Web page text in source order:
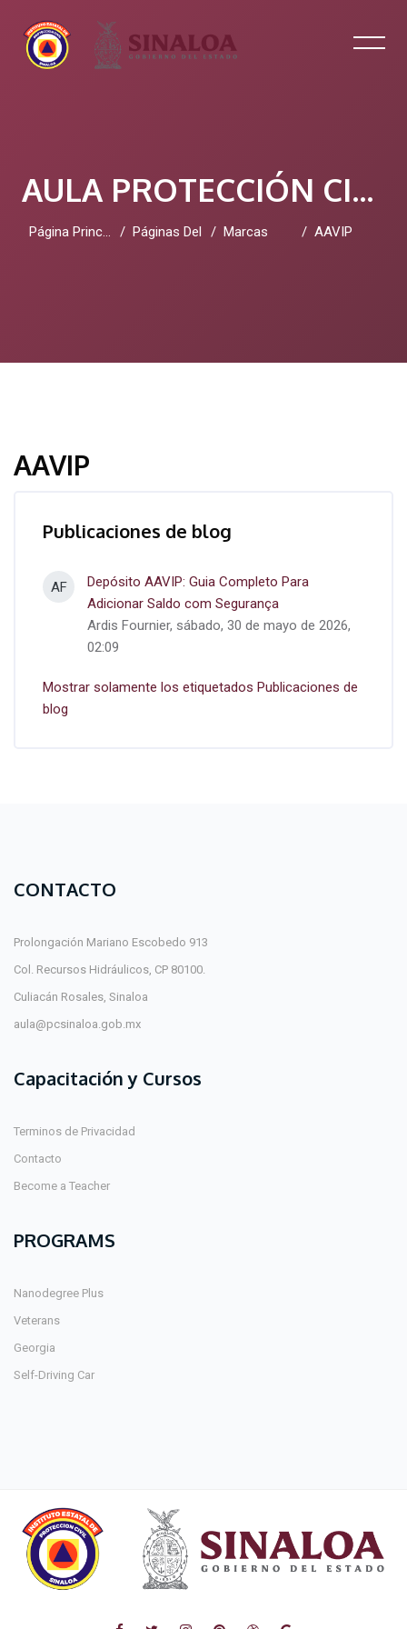
AULA PROTECCIÓN CIVIL SINALOA
Página Principal Páginas Del SitioMarcas AAVIP
AAVIP
Publicaciones de blog
AF
Depósito AAVIP: Guia Completo Para
Adicionar Saldo com Segurança
Ardis Fournier, sábado, 30 de mayo de 2026,
02:09
Mostrar solamente los etiquetados Publicaciones de
blog
CONTACTO
Prolongación Mariano Escobedo 913
Col. Recursos Hidráulicos, CP 80100.
Culiacán Rosales, Sinaloa
aula@pcsinaloa.gob.mx
Capacitación y Cursos
Terminos de Privacidad
Contacto
Become a Teacher
PROGRAMS
Nanodegree Plus
Veterans
Georgia
Self-Driving Car